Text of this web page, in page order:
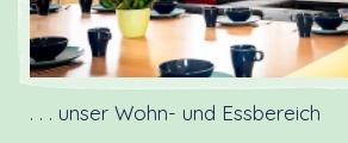
. . . unser Wohn- und Essbereich